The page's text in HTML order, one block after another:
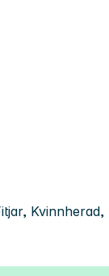
Kvinnherad,